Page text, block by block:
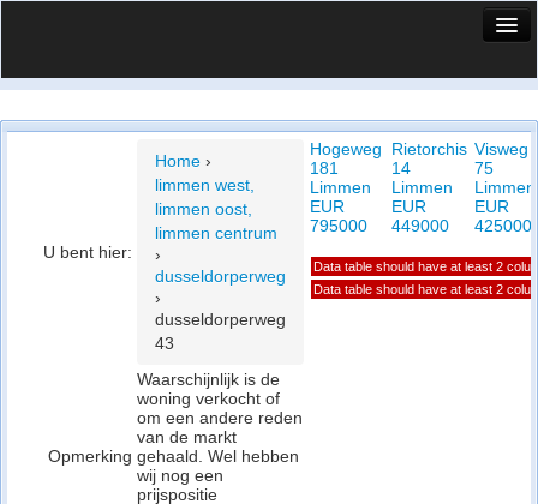
Vergelijk prijsposities - wijk
InfoU bent hier:
Home ›
limmen west,
limmen oost,
limmen centrum
›
dusseldorperweg
›
dusseldorperweg
43
Opmerking
Waarschijnlijk is de
woning verkocht of
om een andere reden
van de markt
gehaald. Wel hebben
wij nog een
prijspositie
Hogeweg
181
Limmen
EUR
795000
Rietorchis
14
Limmen
EUR
449000
Visweg
75
Limmen
EUR
425000
Data table should have at least 2
Data table should have at least 2